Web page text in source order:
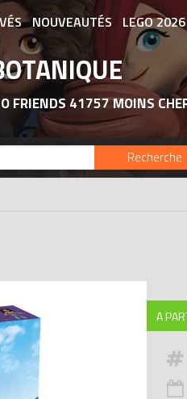
NOUVEAUTÉS LEGO 2026
DE FANS EXPOSITIONS
FRIENDS 41757 MOINS
Recherche
A